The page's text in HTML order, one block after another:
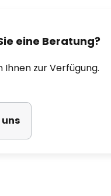
eine Beratung?
zur Verfügung.